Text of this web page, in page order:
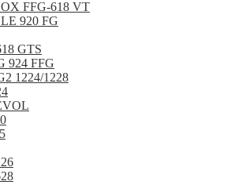
FFG-618 VT
920 FG
GTS
924 FFG
1224/1228